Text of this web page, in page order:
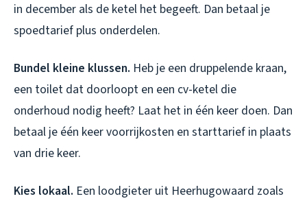
in december als de ketel het begeeft. Dan betaal je
spoedtarief plus onderdelen.
Bundel kleine klussen. Heb je een druppelende kraan,
een toilet dat doorloopt en een cv-ketel die
onderhoud nodig heeft? Laat het in één keer doen. Dan
betaal je één keer voorrijkosten en starttarief in plaats
van drie keer.
Kies lokaal. Een loodgieter uit Heerhugowaard zoals